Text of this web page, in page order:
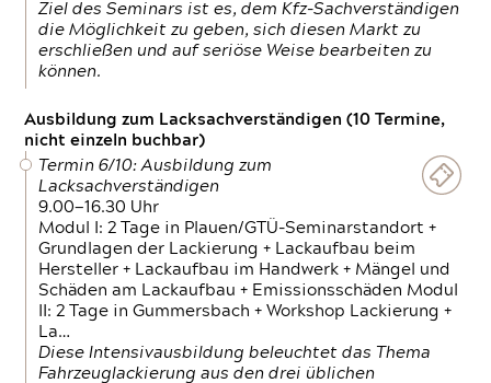
Ziel des Seminars ist es, dem Kfz-Sachverständigen
die Möglichkeit zu geben, sich diesen Markt zu
erschließen und auf seriöse Weise bearbeiten zu
können.
Ausbildung zum Lacksachverständigen (10 Termine,
nicht einzeln buchbar)
Termin 6/10: Ausbildung zum
Lacksachverständigen
9.00—16.30 Uhr
Modul I: 2 Tage in Plauen/GTÜ-Seminarstandort +
Grundlagen der Lackierung + Lackaufbau beim
Hersteller + Lackaufbau im Handwerk + Mängel und
Schäden am Lackaufbau + Emissionsschäden Modul
II: 2 Tage in Gummersbach + Workshop Lackierung +
La…
Diese Intensivausbildung beleuchtet das Thema
Fahrzeuglackierung aus den drei üblichen